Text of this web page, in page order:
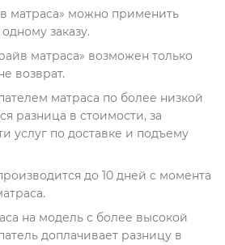
матраса» можно применить
заказу.
матраса» возможен только
возврат.
матраса по более низкой
разница в стоимости, за
услуг по доставке и подъему
до 10 дней с момента
на модель с более высокой
доплачивает разницу в